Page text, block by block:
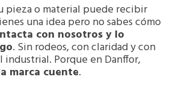
pieza o material puede recibir
una idea pero no sabes cómo
con nosotros y lo
. Sin rodeos, con claridad y con
Porque en Danffor,
marca cuente.